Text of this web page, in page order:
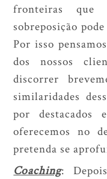
fronteiras que
sobreposição
Por isso
dos nossos
discorrer
similaridades
por destacados
oferecemos no
pretenda se
Coaching: